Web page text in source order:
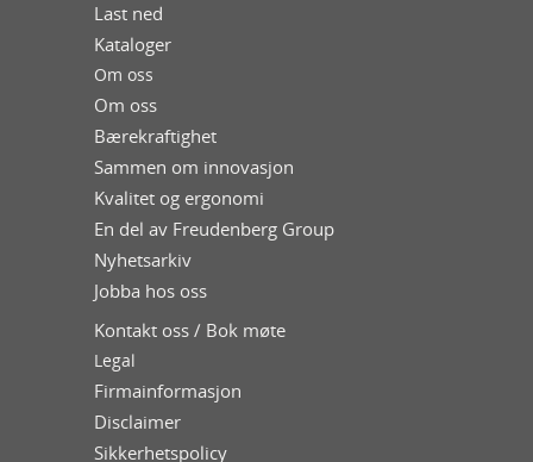
Last ned
Kataloger
Om oss
Om oss
Bærekraftighet
Sammen om innovasjon
Kvalitet og ergonomi
En del av Freudenberg Group
Nyhetsarkiv
Jobba hos oss
Kontakt oss / Bok møte
Legal
Firmainformasjon
Disclaimer
Sikkerhetspolicy